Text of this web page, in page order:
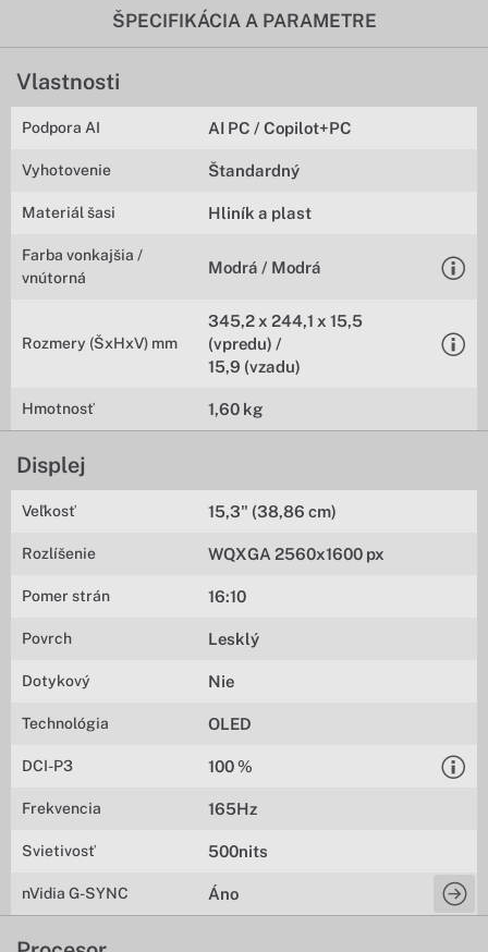
ŠPECIFIKÁCIA A PARAMETRE
Vlastnosti
Podpora AI AI PC / Copilot+PC
Vyhotovenie Štandardný
Materiál šasi Hliník a plast
Farba vonkajšia /
vnútorná
Modrá / Modrá
Rozmery (ŠxHxV) mm
345,2 x 244,1 x 15,5
(vpredu) /
15,9 (vzadu)
Hmotnosť 1,60 kg
Displej
Veľkosť 15,3" (38,86 cm)
Rozlíšenie WQXGA 2560x1600 px
Pomer strán 16:10
Povrch Lesklý
Dotykový Nie
Technológia OLED
DCI-P3 100 %
Frekvencia 165Hz
Svietivosť 500nits
nVidia G-SYNC Áno